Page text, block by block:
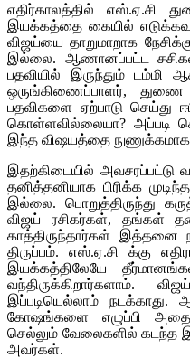
எதிர்காலத்தில் எஸ்.ஏ.சி
இயக்கத்தை கையில்
விஜய்யை தாறுமாறாக
இல்லை. ஆணானப்பட்ட
பதவியில் இருந்தும் டம்மி
ஒருங்கிணைப்பாளர்,
பதவிகளை ஏற்பாடு செய்து
கொள்ளவில்லையா? அப்படி
இந்த விஷயத்தை
இதற்கிடையில் அவசரப்பட்டு
தனித்தனியாக பிரிக்க
இல்லை. பொறுத்திருந்து
விஜய் ரசிகர்கள், தங்கள்
காத்திருந்தார்கள் இத்தனை
திருப்பம். எஸ்.ஏ.சி க்கு
இயக்கத்திலேயே
வந்திருக்கிறார்களாம்.
இப்படியெல்லாம் நடக்காது.
கோஷங்களை எழுப்பி
செல்லும் வேலைகளில் கடந்த
அவர்கள்.